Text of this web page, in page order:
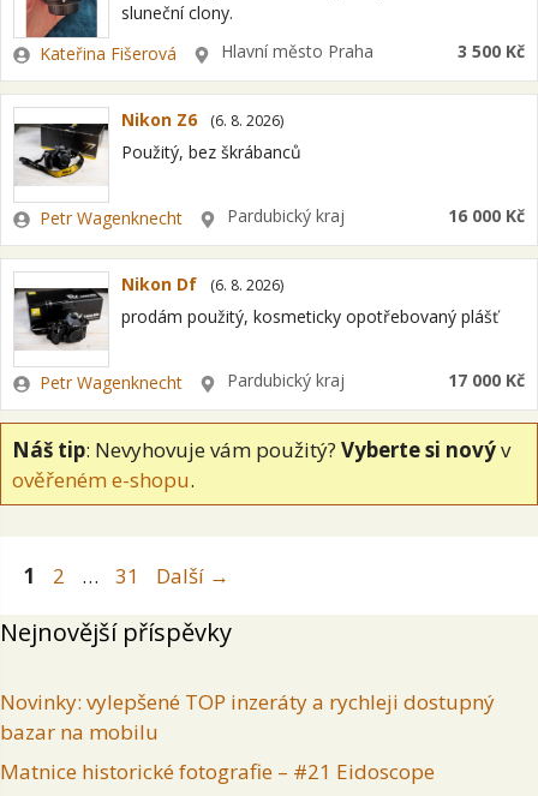
sluneční clony.
Zadavatel
Kateřina Fišerová LokalitaHlavní město Praha 3 500 Kč
Nikon Z6 (6. 8. 2026)
Použitý, bez škrábanců
Zadavatel
Petr Wagenknecht LokalitaPardubický kraj 16 000 Kč
Nikon Df (6. 8. 2026)
prodám použitý, kosmeticky opotřebovaný plášť
Zadavatel
Petr Wagenknecht LokalitaPardubický kraj 17 000 Kč
Náš tip: Nevyhovuje vám použitý? Vyberte si novýv
ověřeném e-shopu.
Stránka
1 Stránka
2 … Stránka
31 Další →
Nejnovější příspěvky
Novinky: vylepšené TOP inzeráty a rychleji dostupný
bazar na mobilu
Matnice historické fotografie – #21 Eidoscope